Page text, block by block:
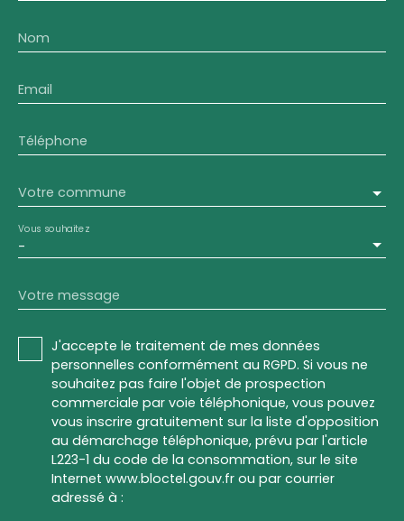
Nom
Email
Téléphone
Votre commune
-
Vous souhaitez
Votre message
J'accepte le traitement de mes données
personnelles conformément au RGPD. Si vous ne
souhaitez pas faire l'objet de prospection
commerciale par voie téléphonique, vous pouvez
vous inscrire gratuitement sur la liste d'opposition
au démarchage téléphonique, prévu par l'article
L223-1 du code de la consommation, sur le site
Internet www.bloctel.gouv.fr ou par courrier
adressé à :